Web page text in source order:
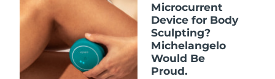
Microcurrent
Device for Body
Sculpting?
Michelangelo
Would Be
Proud.